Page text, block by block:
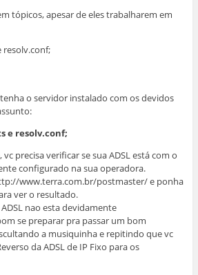
tópicos, apesar de eles trabalharem em
resolv.conf;
o servidor instalado com os devidos
e resolv.conf;
precisa verificar se sua ADSL está com o
configurado na sua operadora.
www.terra.com.br/postmaster/ e ponha
ver o resultado.
nao esta devidamente
se preparar pra passar um bom
a musiquinha e repitindo que vc
da ADSL de IP Fixo para os